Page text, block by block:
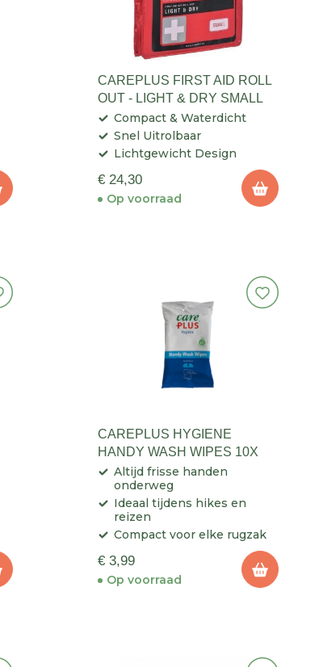
CAREPLUS FIRST AID ROLL
OUT - LIGHT & DRY SMALL
Compact & Waterdicht
Snel Uitrolbaar
Lichtgewicht Design
€ 24,30
Op voorraad
CAREPLUS HYGIENE
HANDY WASH WIPES 10X
Altijd frisse handen
onderweg
Ideaal tijdens hikes en
reizen
Compact voor elke rugzak
€ 3,99
Op voorraad